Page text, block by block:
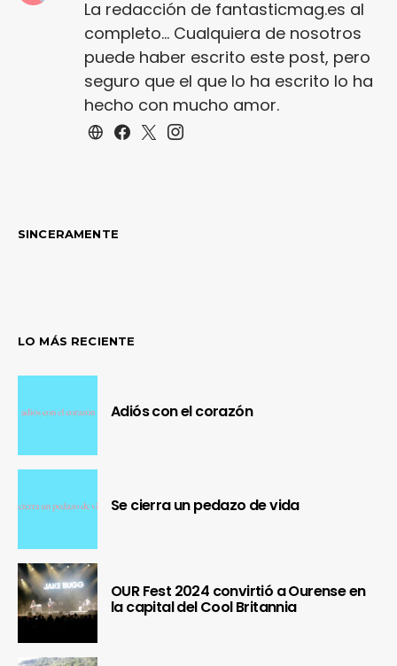
La redacción de fantasticmag.es al
completo... Cualquiera de nosotros
puede haber escrito este post, pero
seguro que el que lo ha escrito lo ha
hecho con mucho amor.
SINCERAMENTE
LO MÁS RECIENTE
Adiós con el corazón
Se cierra un pedazo de vida
OUR Fest 2024 convirtió a Ourense en
la capital del Cool Britannia